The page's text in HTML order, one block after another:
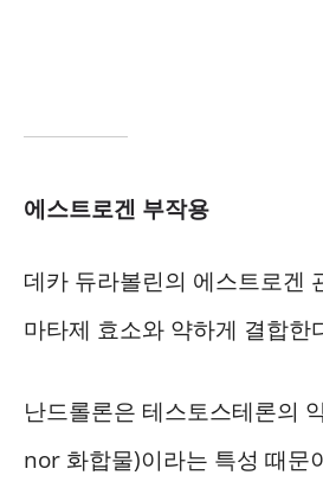
에스트로겐 부작용
데카 듀라볼린의 에스트로겐
마타제 효소와 약하게 결합한
난드롤론은 테스토스테론의
nor 화합물)이라는 특성 때문